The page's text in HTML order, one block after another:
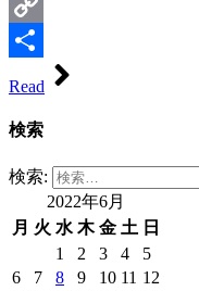
Line
Copy
Read
検索
検索:
2022年6月
月 火 水 木 金 土 日
1
2 3 4
5
6
7 8 9 10 11 12